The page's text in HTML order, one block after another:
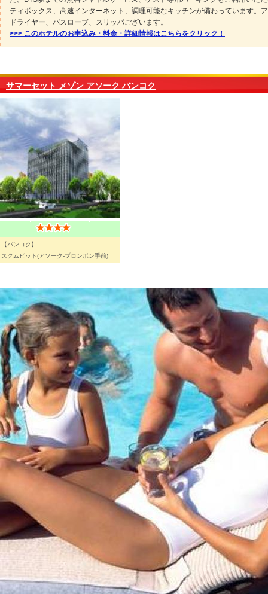
ティボックス、高速インターネット、調理可能なキッチンが備わっています。
ドライヤー、バスローブ、スリッパございます。
>>> このホテルのお申込み・料金・詳細情報はこちらをクリック！
サマーセット メゾン アソーク バンコク
【バンコク】
スクムビット(アソーク-プロンポン手前)